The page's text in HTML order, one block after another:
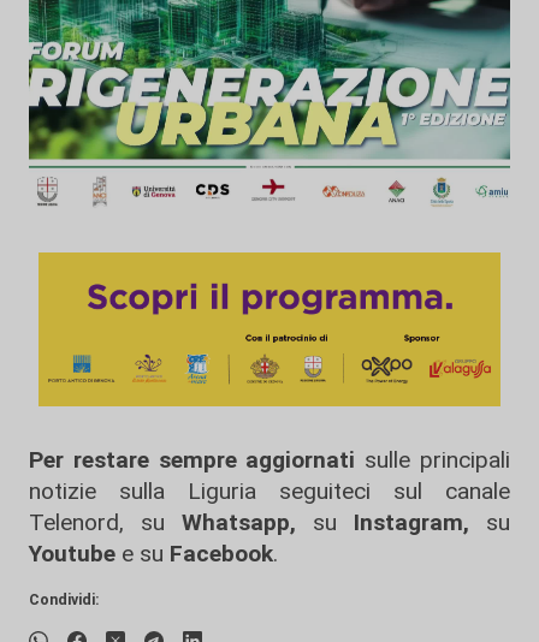
Per restare sempre aggiornati sulle principali
notizie sulla Liguria seguiteci sul canale
Telenord, su
Whatsapp, su Instagram, su
Youtube e su Facebook.
Condividi: